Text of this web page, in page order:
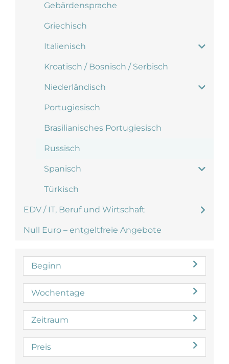
Gebärdensprache
Griechisch
Italienisch
Kroatisch / Bosnisch / Serbisch
Niederländisch
Portugiesisch
Brasilianisches Portugiesisch
Russisch
Spanisch
Türkisch
EDV / IT, Beruf und Wirtschaft
Null Euro – entgeltfreie Angebote
Beginn
Wochentage
Zeitraum
Preis